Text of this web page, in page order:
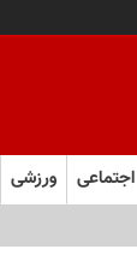
اجتماعی ورزشی